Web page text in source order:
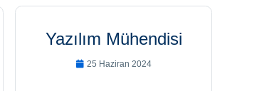
Yazılım Mühendisi
25 Haziran 2024